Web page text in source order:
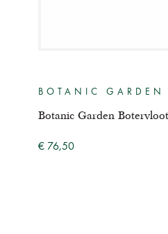
BOTANIC GARDEN
Botanic Garden Botervloot
€ 76,50